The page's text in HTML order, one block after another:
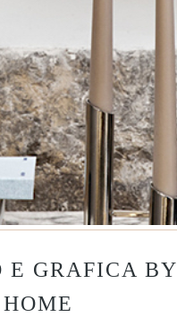
GRAFICA BY